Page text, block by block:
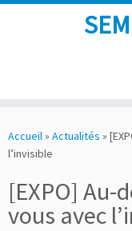
to
content
Accueil» Actualités »
l’invisible
[EXPO] Au-
vous avec